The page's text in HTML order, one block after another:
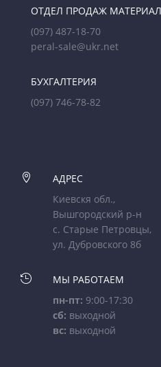
ОТДЕЛ ПРОДАЖ
(097) 487-18-70
peral-sale@ukr.net
БУХГАЛТЕРИЯ
(097) 746-78-82

АДРЕС
Киевскя обл.,
Вышгородский р-н
с. Старые Петровцы,
ул. Дубровского 8б

МЫ РАБОТАЕМ
пн-пт: 9:00-17:30
сб: выходной
вс: выходной